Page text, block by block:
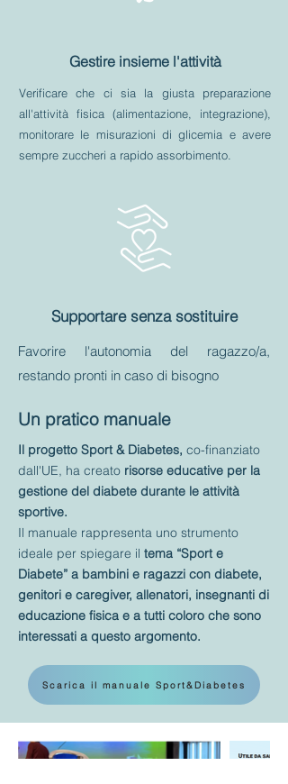
Gestire insieme l'attività
Verificare che ci sia la giusta preparazione
all'attività fisica (alimentazione, integrazione),
monitorare le misurazioni di glicemia e avere
sempre zuccheri a rapido assorbimento.
Supportare senza sostituire
Favorire l'autonomia del ragazzo/a,
restando pronti in caso di bisogno
Un pratico manuale
Il progetto Sport & Diabetes, co-finanziato
dall'UE, ha creato risorse educative per la
gestione del diabete durante le attività
sportive.
Il manuale rappresenta uno strumento
ideale per spiegare il tema “Sport e
Diabete” a bambini e ragazzi con diabete,
genitori e caregiver, allenatori, insegnanti di
educazione fisica e a tutti coloro che sono
interessati a questo argomento.
Scarica il manuale Sport&Diabetes